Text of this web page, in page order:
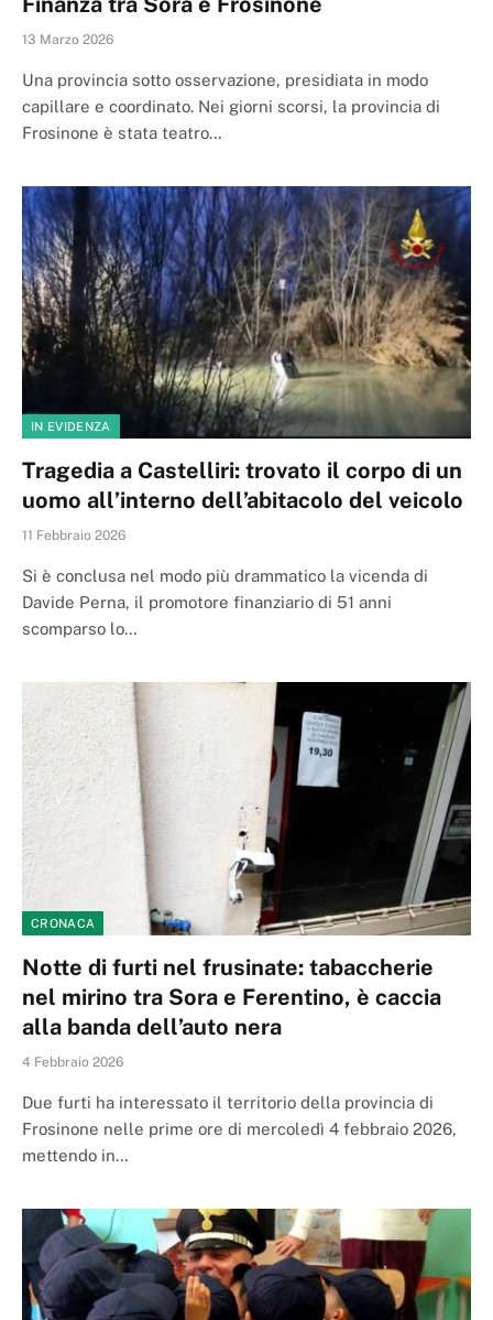
13 Marzo 2026
Una provincia sotto osservazione, presidiata in modo
capillare e coordinato. Nei giorni scorsi, la provincia di
Frosinone è stata teatro…
IN EVIDENZA
Tragedia a Castelliri: trovato il corpo di un
uomo all’interno dell’abitacolo del veicolo
11 Febbraio 2026
Si è conclusa nel modo più drammatico la vicenda di
Davide Perna, il promotore finanziario di 51 anni
scomparso lo…
CRONACA
Notte di furti nel frusinate: tabaccherie
nel mirino tra Sora e Ferentino, è caccia
alla banda dell’auto nera
4 Febbraio 2026
Due furti ha interessato il territorio della provincia di
Frosinone nelle prime ore di mercoledì 4 febbraio 2026,
mettendo in…